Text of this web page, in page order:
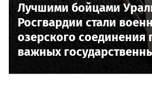
Лучшими бойцами
Росгвардии стали
озерского соединения
важных